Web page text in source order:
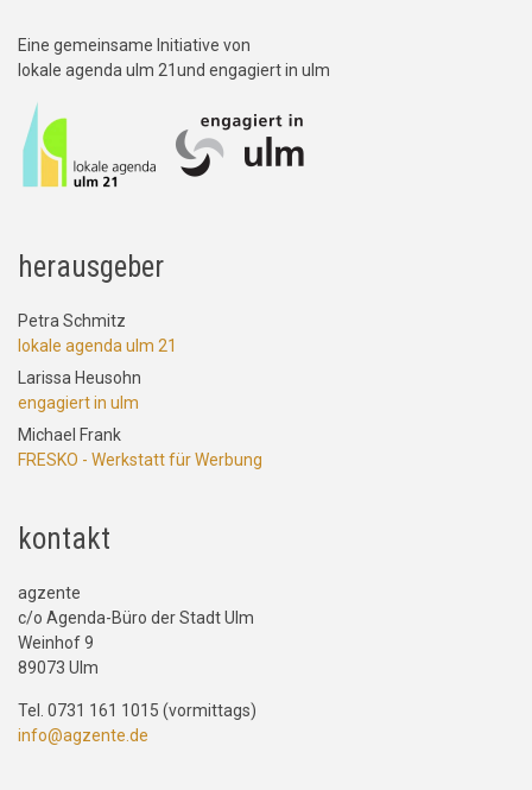
Eine gemeinsame Initiative von
lokale agenda ulm 21und engagiert in ulm
herausgeber
Petra Schmitz
lokale agenda ulm 21
Larissa Heusohn
engagiert in ulm
Michael Frank
FRESKO - Werkstatt für Werbung
kontakt
agzente
c/o Agenda-Büro der Stadt Ulm
Weinhof 9
89073 Ulm
Tel. 0731 161 1015 (vormittags)
info@agzente.de